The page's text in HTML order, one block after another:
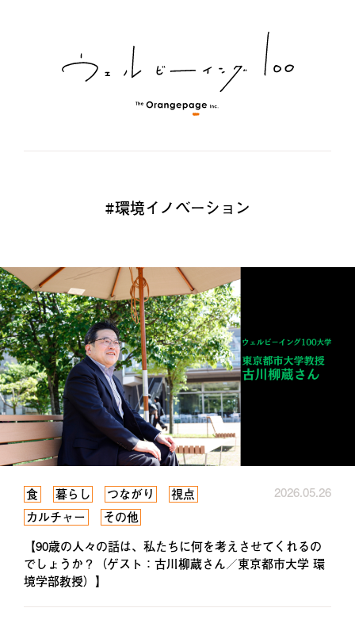
#環境イノベーション
食 暮らし つながり
視点
カルチャー
その他
2026.05.26
【90歳の人々の話は、私たちに何を考えさせてくれるの
でしょうか？（ゲスト：古川柳蔵さん／東京都市大学 環
境学部教授）】